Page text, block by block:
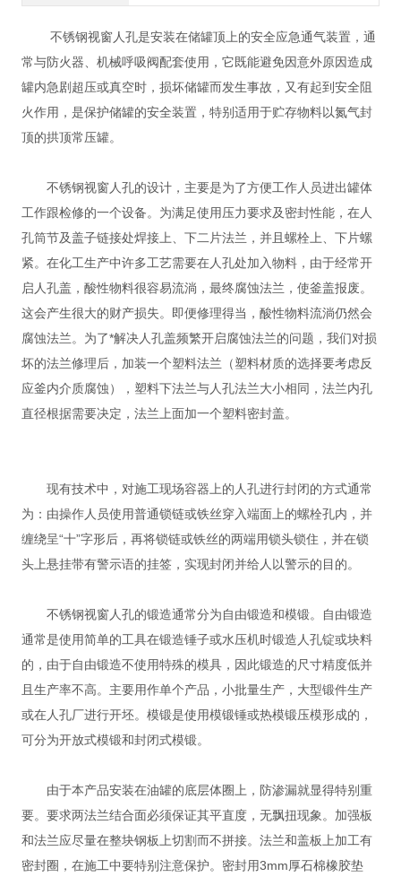
不锈钢视窗人孔是安装在储罐顶上的安全应急通气装置，通
常与防火器、机械呼吸阀配套使用，它既能避免因意外原因造成
罐内急剧超压或真空时，损坏储罐而发生事故，又有起到安全阻
火作用，是保护储罐的安全装置，特别适用于贮存物料以氮气封
顶的拱顶常压罐。
不锈钢视窗人孔的设计，主要是为了方便工作人员进出罐体
工作跟检修的一个设备。为满足使用压力要求及密封性能，在人
孔筒节及盖子链接处焊接上、下二片法兰，并且螺栓上、下片螺
紧。在化工生产中许多工艺需要在人孔处加入物料，由于经常开
启人孔盖，酸性物料很容易流淌，最终腐蚀法兰，使釜盖报废。
这会产生很大的财产损失。即便修理得当，酸性物料流淌仍然会
腐蚀法兰。为了*解决人孔盖频繁开启腐蚀法兰的问题，我们对损
坏的法兰修理后，加装一个塑料法兰（塑料材质的选择要考虑反
应釜内介质腐蚀），塑料下法兰与人孔法兰大小相同，法兰内孔
直径根据需要决定，法兰上面加一个塑料密封盖。
现有技术中，对施工现场容器上的人孔进行封闭的方式通常
为：由操作人员使用普通锁链或铁丝穿入端面上的螺栓孔内，并
缠绕呈“十”字形后，再将锁链或铁丝的两端用锁头锁住，并在锁
头上悬挂带有警示语的挂签，实现封闭并给人以警示的目的。
不锈钢视窗人孔的锻造通常分为自由锻造和模锻。自由锻造
通常是使用简单的工具在锻造锤子或水压机时锻造人孔锭或块料
的，由于自由锻造不使用特殊的模具，因此锻造的尺寸精度低并
且生产率不高。主要用作单个产品，小批量生产，大型锻件生产
或在人孔厂进行开坯。模锻是使用模锻锤或热模锻压模形成的，
可分为开放式模锻和封闭式模锻。
由于本产品安装在油罐的底层体圈上，防渗漏就显得特别重
要。要求两法兰结合面必须保证其平直度，无飘扭现象。加强板
和法兰应尽量在整块钢板上切割而不拼接。法兰和盖板上加工有
密封圈，在施工中要特别注意保护。密封用3mm厚石棉橡胶垫